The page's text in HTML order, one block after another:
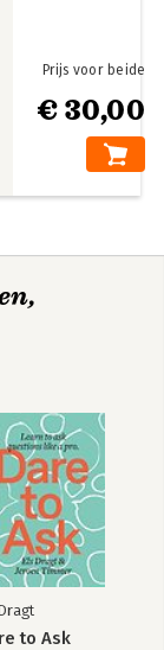
€ 30,00
Prijs voor beide
to Ask